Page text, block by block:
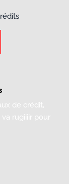
de crédit,
rugiiiir pour